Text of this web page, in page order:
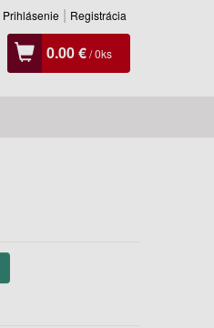
Prihlásenie Registrácia
0.00 €/0ks